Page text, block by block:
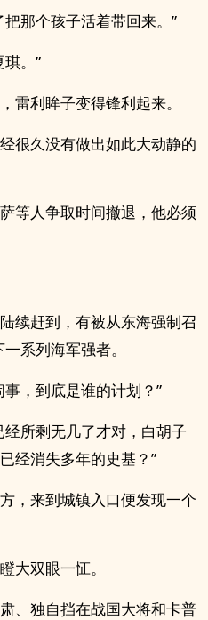
那个孩子活着带回来。”
。”
雷利眸子变得锋利起来。
很久没有做出如此大动静的
等人争取时间撤退，他必须
续赶到，有被从东海强制召
系列海军强者。
，到底是谁的计划？”
所剩无几了才对，白胡子
经消失多年的史基？”
，来到城镇入口便发现一个
大双眼一怔。
、独自挡在战国大将和卡普